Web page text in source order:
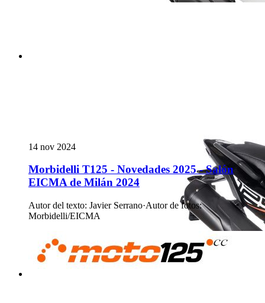
14 nov 2024
Morbidelli T125 - Novedades 2025 - Salón
EICMA de Milán 2024
Autor del texto: Javier Serrano·Autor de fotos:
Morbidelli/EICMA